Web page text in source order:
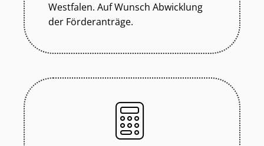
Westfalen. Auf Wunsch Abwicklung
der Förderanträge.